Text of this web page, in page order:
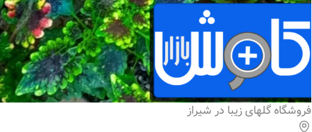
فروشگاه گلهای زیبا در شیراز